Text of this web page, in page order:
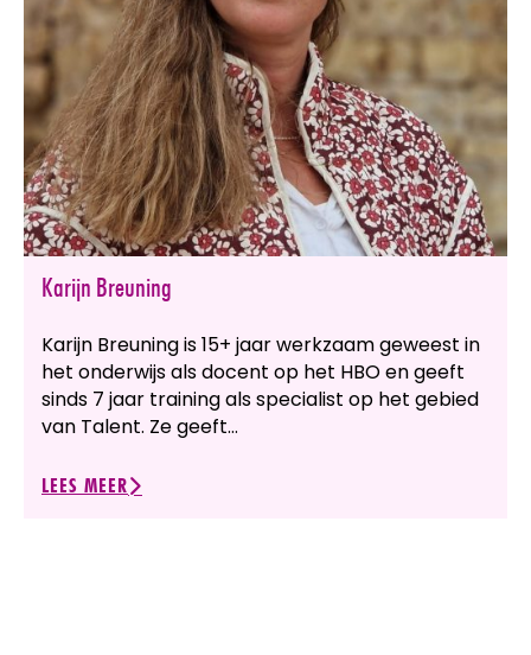
Karijn Breuning
Karijn Breuning is 15+ jaar werkzaam geweest in
het onderwijs als docent op het HBO en geeft
sinds 7 jaar training als specialist op het gebied
van Talent. Ze geeft…
LEES MEER